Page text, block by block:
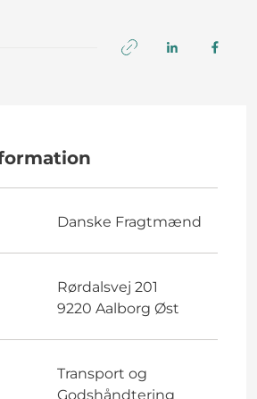
Danske Fragtmænd
Rørdalsvej 201
9220 Aalborg Øst
Transport og
Godshåndtering